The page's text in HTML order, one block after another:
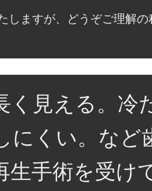
しますが、どうぞご理解
く見える。冷
にくい。など
生手術を受け